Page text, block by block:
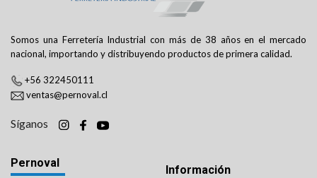
Somos una Ferretería Industrial con más de 38 años en el mercado
nacional, importando y distribuyendo productos de primera calidad.
+56 322450111
ventas@pernoval.cl
Síganos
Pernoval
Información